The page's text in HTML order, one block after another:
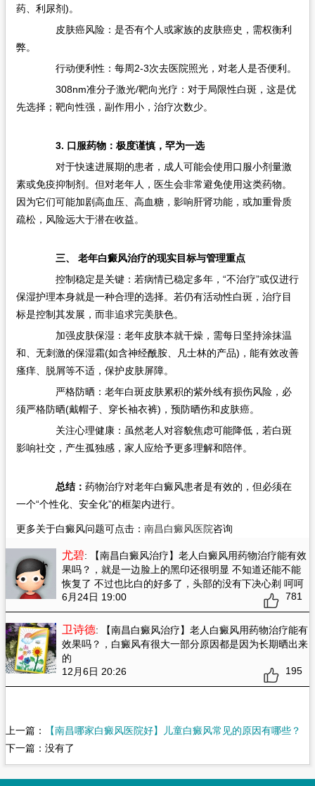
药、利尿剂)。
皮肤癌风险：是否有个人或家族的皮肤癌史，需权衡利
弊。
行动便利性：每周2-3次去医院照光，对老人是否便利。
308nm准分子激光/靶向光疗：对于局限性白斑，这是优
先选择；靶向性强，副作用小，治疗次数少。
3. 口服药物：极度谨慎，罕为一选
对于快速进展期的患者，成人可能会使用口服小剂量激
素或免疫抑制剂。但对老年人，医生会非常避免使用这类药物。
因为它们可能加剧高血压、高血糖，影响肝肾功能，或加重骨质
疏松，风险远大于潜在收益。
三、 老年白癜风治疗的现实目标与管理重点
控制稳定是关键：若病情已稳定多年，“不治疗”或仅进行
保湿护理本身就是一种合理的选择。若仍有活动性白斑，治疗目
标是控制其发展，而非追求完美肤色。
加强皮肤保湿：老年皮肤本就干燥，需每日坚持涂抹温
和、无刺激的保湿霜(如含神经酰胺、凡士林的产品)，能有效改善
瘙痒、脱屑等不适，保护皮肤屏障。
严格防晒：老年白斑皮肤累积的紫外线有损伤风险，必
须严格防晒(戴帽子、穿长袖衣裤)，预防晒伤和皮肤癌。
关注心理健康：虽然老人对容貌焦虑可能降低，若白斑
影响社交，产生孤独感，家人应给予更多理解和陪伴。
总结： 药物治疗对老年白癜风患者是有效的，但必须在
一个“个性化、安全化”的框架内进行。
更多关于白癜风问题可点击： 南昌白癜风医院咨询
尤碧: 【南昌白癜风治疗】老人白癜风用药物治疗能有效
果吗？ ，就是一边脸上的黑印还很明显 不知道还能不能
恢复了 不过也比白的好多了，头部的没有下决心剃 呵呵
6月24日 19:00
781
卫诗德: 【南昌白癜风治疗】老人白癜风用药物治疗能有
效果吗？ ，白癜风有很大一部分原因都是因为长期晒出来
的
12月6日 20:26
195
上一篇：
【南昌哪家白癜风医院好】儿童白癜风常见的原因有哪些？
下一篇：没有了